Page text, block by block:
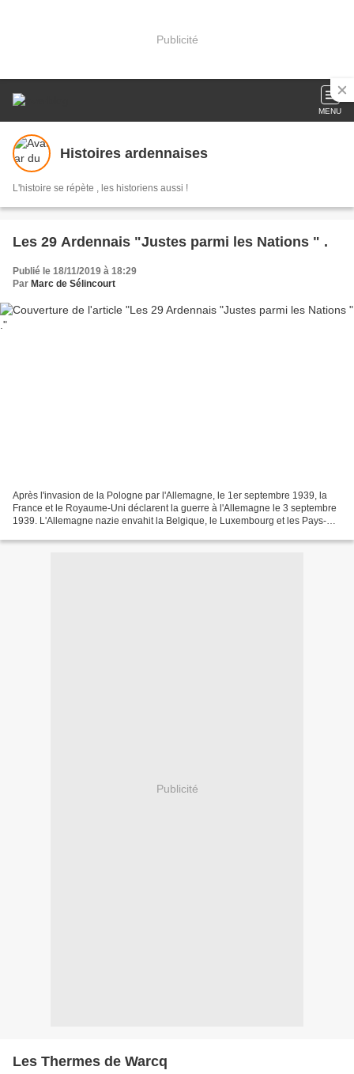
Publicité
MENU
Histoires ardennaises
L'histoire se répète , les historiens aussi !
Les 29 Ardennais "Justes parmi les Nations " .
Publié le 18/11/2019 à 18:29
Par Marc de Sélincourt
Après l'invasion de la Pologne par l'Allemagne, le 1er septembre 1939, la
France et le Royaume-Uni déclarent la guerre à l'Allemagne le 3 septembre
1939. L'Allemagne nazie envahit la Belgique, le Luxembourg et les Pays-
Publicité
Les Thermes de Warcq